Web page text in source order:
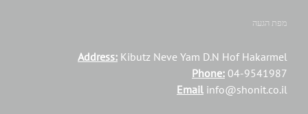
מפת הגעה
Address: Kibutz Neve Yam D.N Hof Hakarmel
Phone: 04-9541987
Email info@shonit.co.il